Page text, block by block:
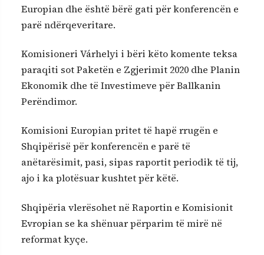
Europian dhe është bërë gati për konferencën e
parë ndërqeveritare.
Komisioneri Várhelyi i bëri këto komente teksa
paraqiti sot Paketën e Zgjerimit 2020 dhe Planin
Ekonomik dhe të Investimeve për Ballkanin
Perëndimor.
Komisioni Europian pritet të hapë rrugën e
Shqipërisë për konferencën e parë të
anëtarësimit, pasi, sipas raportit periodik të tij,
ajo i ka plotësuar kushtet për këtë.
Shqipëria vlerësohet në Raportin e Komisionit
Evropian se ka shënuar përparim të mirë në
reformat kyçe.